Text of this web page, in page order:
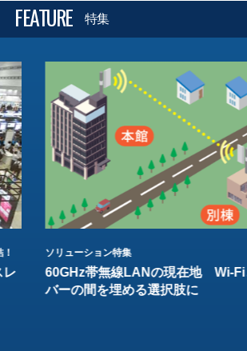
FEATURE 特集
レ
ソリューション特集
60GHz帯無線LANの現在地 Wi-Fi
バーの間を埋める選択肢に